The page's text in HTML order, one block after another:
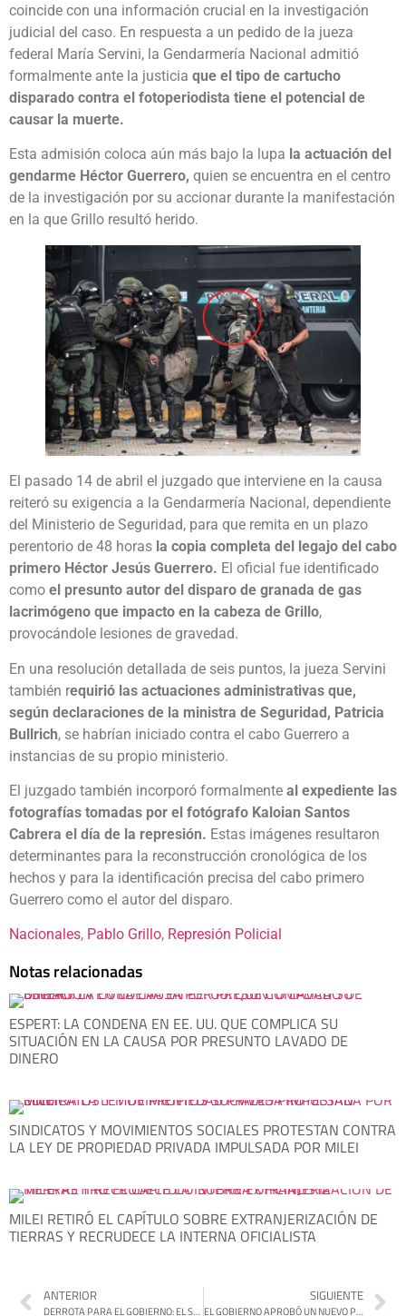
coincide con una información crucial en la investigación
judicial del caso. En respuesta a un pedido de la jueza
federal María Servini, la Gendarmería Nacional admitió
formalmente ante la justicia que el tipo de cartucho
disparado contra el fotoperiodista tiene el potencial de
causar la muerte.
Esta admisión coloca aún más bajo la lupa la actuación del
gendarme Héctor Guerrero, quien se encuentra en el centro
de la investigación por su accionar durante la manifestación
en la que Grillo resultó herido.
El pasado 14 de abril el juzgado que interviene en la causa
reiteró su exigencia a la Gendarmería Nacional, dependiente
del Ministerio de Seguridad, para que remita en un plazo
perentorio de 48 horas la copia completa del legajo del cabo
primero Héctor Jesús Guerrero. El oficial fue identificado
como el presunto autor del disparo de granada de gas
lacrimógeno que impacto en la cabeza de Grillo,
provocándole lesiones de gravedad.
En una resolución detallada de seis puntos, la jueza Servini
también requirió las actuaciones administrativas que,
según declaraciones de la ministra de Seguridad, Patricia
Bullrich, se habrían iniciado contra el cabo Guerrero a
instancias de su propio ministerio.
El juzgado también incorporó formalmente al expediente las
fotografías tomadas por el fotógrafo Kaloian Santos
Cabrera el día de la represión. Estas imágenes resultaron
determinantes para la reconstrucción cronológica de los
hechos y para la identificación precisa del cabo primero
Guerrero como el autor del disparo.
Nacionales, Pablo Grillo, Represión Policial
Notas relacionadas
ESPERT: LA CONDENA EN EE. UU. QUE COMPLICA SU
SITUACIÓN EN LA CAUSA POR PRESUNTO LAVADO DE
DINERO
SINDICATOS Y MOVIMIENTOS SOCIALES PROTESTAN CONTRA
LA LEY DE PROPIEDAD PRIVADA IMPULSADA POR MILEI
MILEI RETIRÓ EL CAPÍTULO SOBRE EXTRANJERIZACIÓN DE
TIERRAS Y RECRUDECE LA INTERNA OFICIALISTA
ANTERIOR
DERROTA PARA EL GOBIERNO: EL SENADO RECHAZÓ EL PROYECTO DE FICHA LIMPIA
SIGUIENTE
EL GOBIERNO APROBÓ UN NUEVO PRÉSTAMO DEL BID POR 500 MILLONES DE DÓLARES